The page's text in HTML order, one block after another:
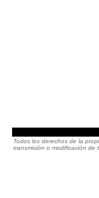
Todos los derechos de la
transmisión o modificación